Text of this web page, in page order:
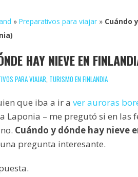
» Preparativos para viajar » Cuándo
HAY NIEVE EN
PARA VIAJAR TURISMO EN FINLANDIA
que iba a ir a ver auroras
Laponia – me pregutó si en las
Cuándo y dónde hay nieve
pregunta interesante.